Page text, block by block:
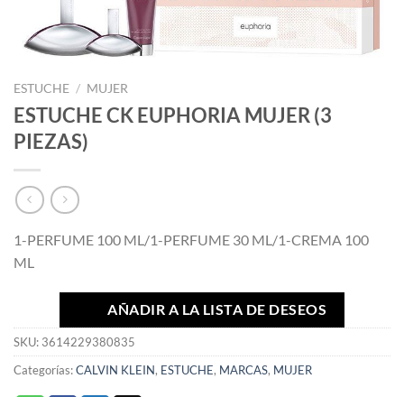
ESTUCHE / MUJER
ESTUCHE CK EUPHORIA MUJER (3
PIEZAS)
1-PERFUME 100 ML/1-PERFUME 30 ML/1-CREMA 100
ML
AÑADIR A LA LISTA DE DESEOS
SKU: 3614229380835
Categorías:CALVIN KLEIN, ESTUCHE, MARCAS, MUJER